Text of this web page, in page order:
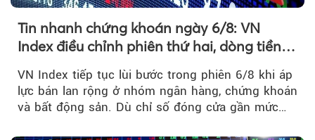
Tin nhanh chứng khoán ngày 6/8: VN
Index điều chỉnh phiên thứ hai, dòng tiền
VN Index tiếp tục lùi bước trong phiên 6/8 khi áp
lực bán lan rộng ở nhóm ngân hàng, chứng khoán
và bất động sản. Dù chỉ số đóng cửa gần mức